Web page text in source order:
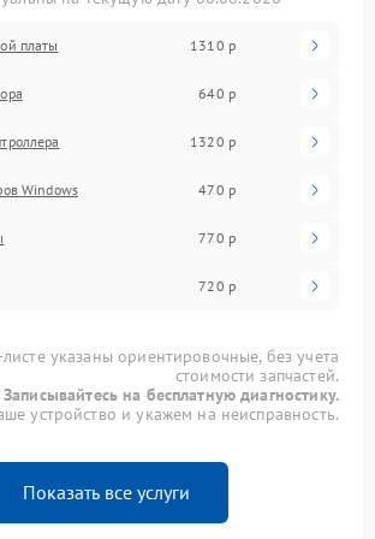
платы 1310 р
640 р
1320 р
Windows 470 р
770 р
720 р
указаны ориентировочные, без учета
стоимости запчастей.
Записывайтесь на бесплатную диагностику.
устройство и укажем на неисправность.
Показать все услуги